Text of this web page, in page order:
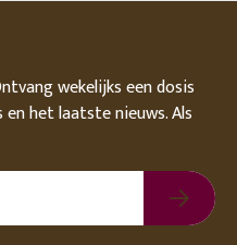
wekelijks een dosis
het laatste nieuws. Als